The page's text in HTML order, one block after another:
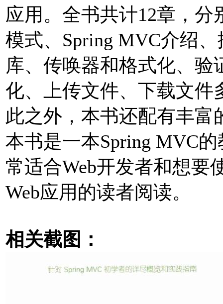
应用。全书共计12章，分
模式、Spring MVC介绍
库、传唤器和格式化、验
化、上传文件、下载文件
此之外，本书还配有丰
本书是一本Spring MVC
常适合Web开发者和想要
Web应用的读者阅读。
相关截图：